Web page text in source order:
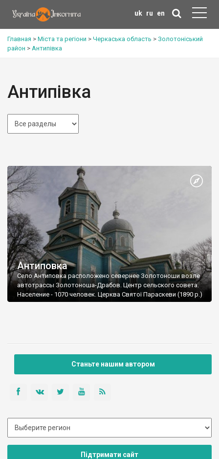
uk ru en
Главная > Міста та регіони > Черкаська область > Золотоніський
район > Антипівка
Антипівка
Антиповка
Село Антиповка расположено севернее Золотоноши возле
автотрассы Золотоноша-Драбов. Центр сельского совета.
Население - 1070 человек. Церква Святої Параскеви (1890 р.)
Станьте нашим автором
Підтримати сайт